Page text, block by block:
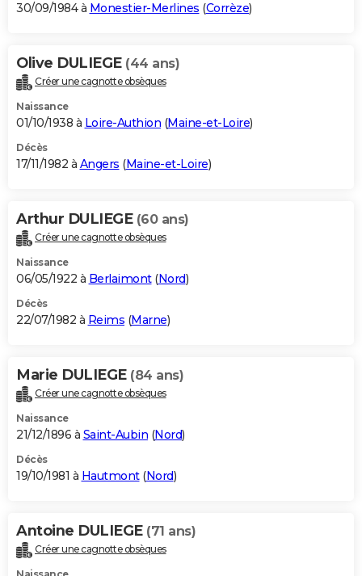
30/09/1984 à Monestier-Merlines (Corrèze)
Olive DULIEGE (44 ans)
Créer une cagnotte obsèques
Naissance
01/10/1938 à Loire-Authion (Maine-et-Loire)
Décès
17/11/1982 à Angers (Maine-et-Loire)
Arthur DULIEGE (60 ans)
Créer une cagnotte obsèques
Naissance
06/05/1922 à Berlaimont(Nord)
Décès
22/07/1982 à Reims (Marne)
Marie DULIEGE (84 ans)
Créer une cagnotte obsèques
Naissance
21/12/1896 à Saint-Aubin (Nord)
Décès
19/10/1981 à Hautmont(Nord)
Antoine DULIEGE (71 ans)
Créer une cagnotte obsèques